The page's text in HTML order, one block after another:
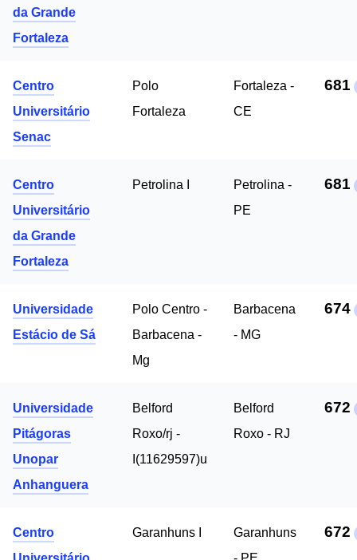
da Grande
Fortaleza
Centro
Universitário
Senac
Polo
Fortaleza
Fortaleza -
CE
681
Centro
Universitário
da Grande
Fortaleza
Petrolina I
Petrolina -
PE
681
Universidade
Estácio de Sá
Polo Centro -
Barbacena -
Mg
Barbacena
- MG
674
Universidade
Pitágoras
Unopar
Anhanguera
Belford
Roxo/rj -
I(11629597)u
Belford
Roxo - RJ
672
Centro
Garanhuns I
Garanhuns
672